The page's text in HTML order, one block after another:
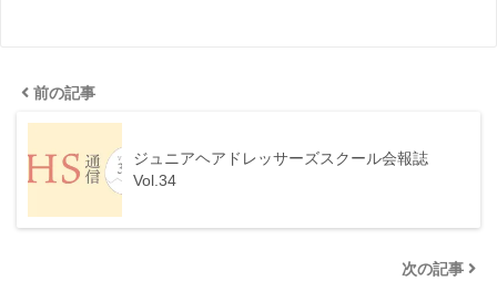
前の記事
ジュニアヘアドレッサーズスクール会報誌
Vol.34
次の記事